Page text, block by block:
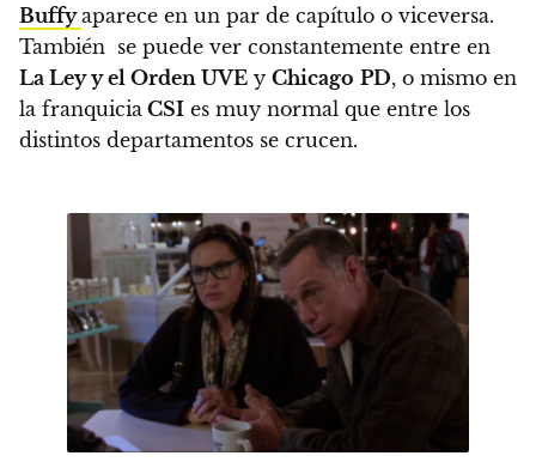
Buffyaparece en un par de capítulo o viceversa.
También se puede ver constantemente entre en
La Ley y el Orden UVE y Chicago PD, o mismo en
la franquicia CSI es muy normal que entre los
distintos departamentos se crucen.